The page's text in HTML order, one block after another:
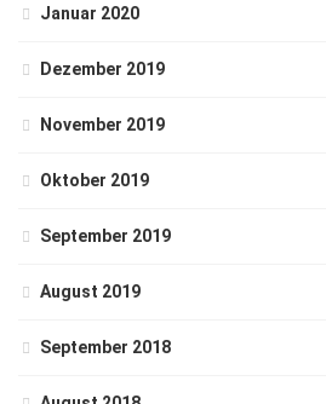
Januar 2020
Dezember 2019
November 2019
Oktober 2019
September 2019
August 2019
September 2018